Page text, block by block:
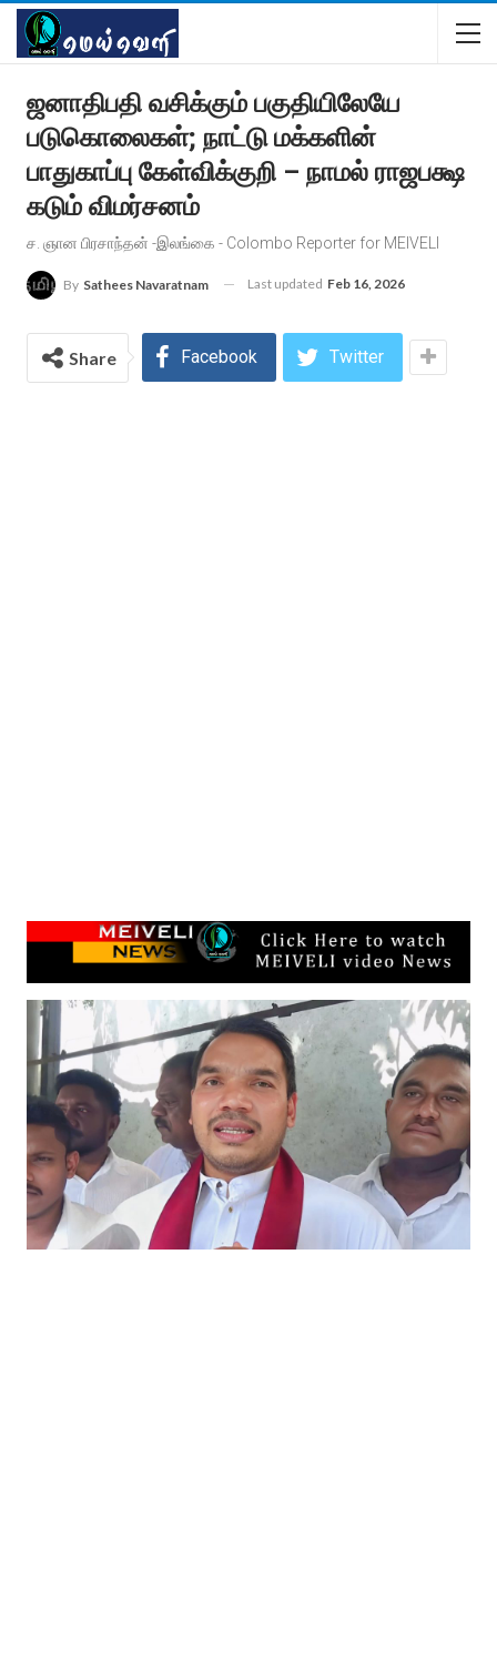
ஜனாதிபதி வசிக்கும் பகுதியிலேயே
படுகொலைகள்; நாட்டு மக்களின்
பாதுகாப்பு கேள்விக்குறி – நாமல் ராஜபக்ஷ
கடும் விமர்சனம்
ச. ஞான‌ பிரசாந்தன் -இலங்கை - Colombo Reporter for MEIVELI
By Sathees Navaratnam Last updated Feb 16, 2026
Share Facebook Twitter